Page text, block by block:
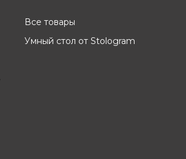
Все товары
Умный стол от Stologram